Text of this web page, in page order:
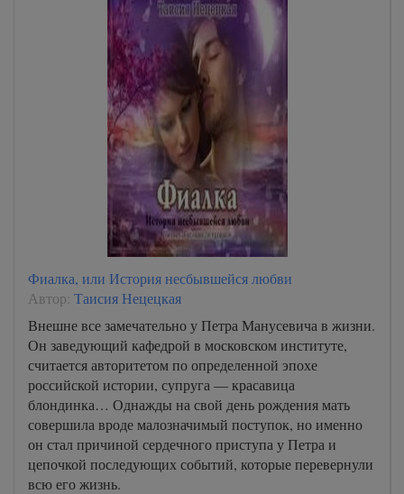
Фиалка, или История несбывшейся любви
Автор: Таисия Нецецкая
Внешне все замечательно у Петра Манусевича в жизни.
Он заведующий кафедрой в московском институте,
считается авторитетом по определенной эпохе
российской истории, супруга — красавица
блондинка… Однажды на свой день рождения мать
совершила вроде малозначимый поступок, но именно
он стал причиной сердечного приступа у Петра и
цепочкой последующих событий, которые перевернули
всю его жизнь.